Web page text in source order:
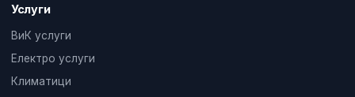
Услуги
ВиК услуги
Електро услуги
Климатици